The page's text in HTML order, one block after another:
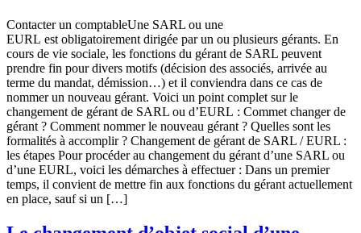
Contacter un comptableUne SARL ou une
EURL est obligatoirement dirigée par un ou plusieurs gérants. En
cours de vie sociale, les fonctions du gérant de SARL peuvent
prendre fin pour divers motifs (décision des associés, arrivée au
terme du mandat, démission…) et il conviendra dans ce cas de
nommer un nouveau gérant. Voici un point complet sur le
changement de gérant de SARL ou d’EURL : Commet changer de
gérant ? Comment nommer le nouveau gérant ? Quelles sont les
formalités à accomplir ? Changement de gérant de SARL / EURL :
les étapes Pour procéder au changement du gérant d’une SARL ou
d’une EURL, voici les démarches à effectuer : Dans un premier
temps, il convient de mettre fin aux fonctions du gérant actuellement
en place, sauf si un […]